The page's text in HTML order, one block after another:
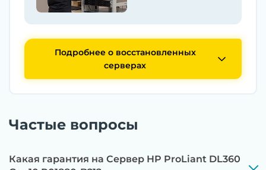
Подробнее о восстановленных
серверах
Частые вопросы
Какая гарантия на Сервер HP ProLiant DL360